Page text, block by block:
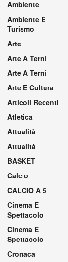
Ambiente
Ambiente E
Turismo
Arte
Arte A Terni
Arte A Terni
Arte E Cultura
Articoli Recenti
Atletica
Attualità
Attualità
BASKET
Calcio
CALCIO A 5
Cinema E
Spettacolo
Cinema E
Spettacolo
Cronaca